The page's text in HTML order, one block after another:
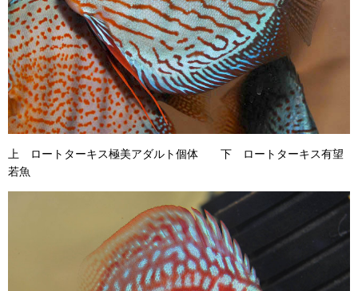
上 ロートターキス極美アダルト個体 下 ロートターキス有望
若魚